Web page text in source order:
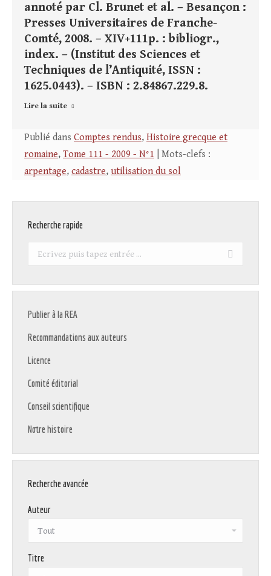
annoté par Cl. Brunet et al. – Besançon :
Presses Universitaires de Franche-
Comté, 2008. – XIV+111p. : bibliogr.,
index. – (Institut des Sciences et
Techniques de l’Antiquité, ISSN :
1625.0443). – ISBN : 2.84867.229.8.
Lire la suite
Publié dans Comptes rendus, Histoire grecque et
romaine, Tome 111 - 2009 - N°1 | Mots-clefs :
arpentage, cadastre, utilisation du sol
Recherche rapide
Recherche
Publier à la REA
Recommandations aux auteurs
Licence
Comité éditorial
Conseil scientifique
Notre histoire
Recherche avancée
Auteur
Titre